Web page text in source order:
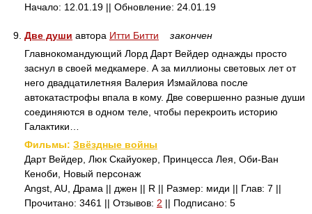
Начало: 12.01.19 || Обновление: 24.01.19
9. Две души автора Итти Битти
закончен
Главнокомандующий Лорд Дарт Вейдер однажды просто
заснул в своей медкамере. А за миллионы световых лет от
него двадцатилетняя Валерия Измайлова после
автокатастрофы впала в кому. Две совершенно разные души
соединяются в одном теле, чтобы перекроить историю
Галактики…
Фильмы: Звёздные войны
Дарт Вейдер, Люк Скайуокер, Принцесса Лея, Оби-Ван
Кеноби, Новый персонаж
Angst, AU, Драма || джен || R || Размер: миди || Глав: 7 ||
Прочитано: 3461 || Отзывов: 2 || Подписано: 5